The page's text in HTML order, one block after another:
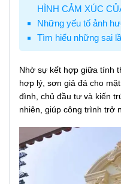
HÌNH CẢM XÚC
Những yếu tố ảnh
Tìm hiểu những sai
Nhờ sự kết hợp giữa tính
hợp lý, sơn giả đá cho
đình, chủ đầu tư và kiến
nhiên, giúp công trình trở